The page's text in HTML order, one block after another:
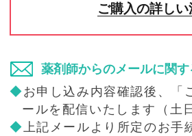
ご購入の詳し
薬剤師からのメールに関
◆お申し込み内容確認後、「
ールを配信いたします（土
◆上記メールより所定のお手